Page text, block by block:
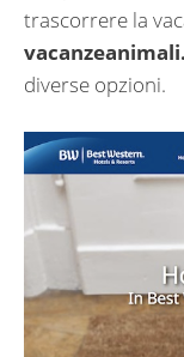
trascorrere la
diverse opzioni.